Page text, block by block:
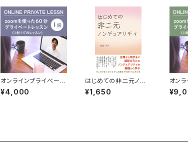
オンラインプライベート
レッスン １回
¥4,000
はじめての非二元ノン
デュアリティ
¥1,650
オン
レッ